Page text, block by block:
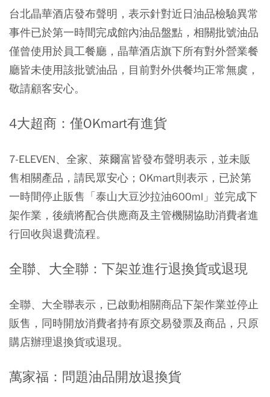
台北晶華酒店發布聲明，表示針對近日油品檢驗異常
事件已於第一時間完成館內油品盤點，相關批號油品
僅曾使用於員工餐廳，晶華酒店旗下所有對外營業餐
廳皆未使用該批號油品，目前對外供餐均正常無虞，
敬請顧客安心。
4大超商：僅OKmart有進貨
7-ELEVEN、全家、萊爾富皆發布聲明表示，並未販
售相關產品，請民眾安心；OKmart則表示，已於第
一時間停止販售「泰山大豆沙拉油600ml」並完成下
架作業，後續將配合供應商及主管機關協助消費者進
行回收與退費流程。
全聯、大全聯：下架並進行退換貨或退現
全聯、大全聯表示，已啟動相關商品下架作業並停止
販售，同時開放消費者持有原交易發票及商品，只原
購店辦理退換貨或退現。
萬家福：問題油品開放退換貨